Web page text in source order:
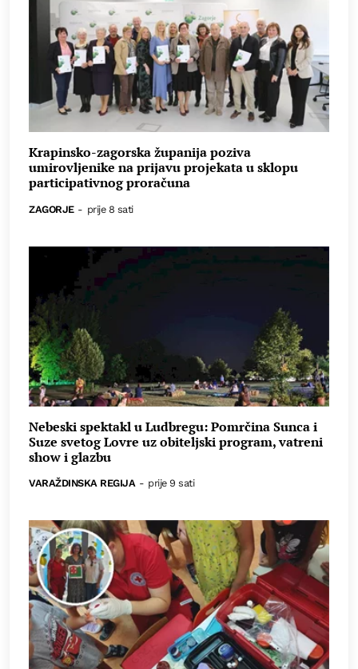
Krapinsko-zagorska županija poziva
umirovljenike na prijavu projekata u sklopu
participativnog proračuna
ZAGORJE - prije 8 sati
Nebeski spektakl u Ludbregu: Pomrčina Sunca i
Suze svetog Lovre uz obiteljski program, vatreni
show i glazbu
VARAŽDINSKA REGIJA - prije 9 sati